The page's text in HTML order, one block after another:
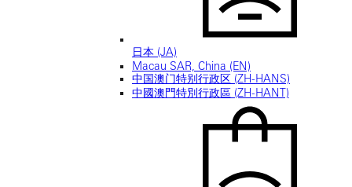
日本 (JA)
Macau SAR, China (EN)
中国澳门特别行政区 (ZH-HANS)
中國澳門特別行政區 (ZH-HANT)